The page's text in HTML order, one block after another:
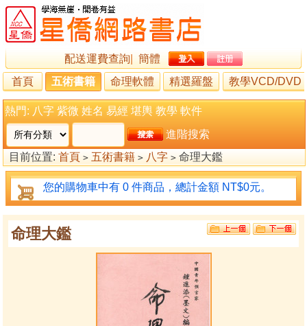
配送運費查詢
簡體
首頁
五術書籍 命理軟體 精選羅盤 教學VCD/DVD
熱門: 八字 紫微 姓名 易經 堪輿 教學 軟件
進階搜索
目前位置: 首頁 > 五術書籍 > 八字 > 命理大鑑
您的購物車中有 0 件商品，總計金額 NT$0元。
命理大鑑